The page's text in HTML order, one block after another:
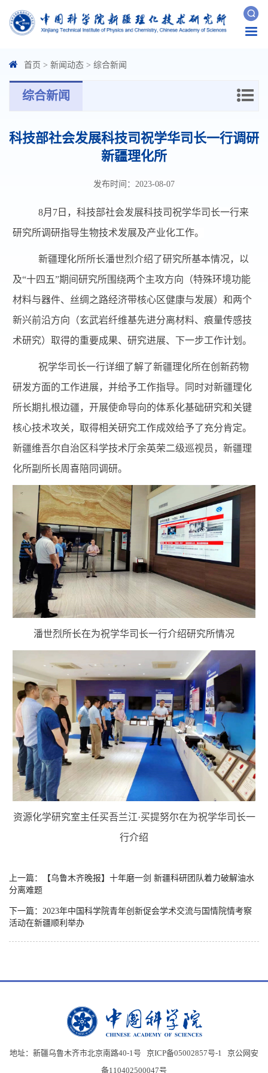
首页 > 新闻动态 > 综合新闻
综合新闻
科技部社会发展科技司祝学华司长一行调研
新疆理化所
发布时间：2023-08-07
8月 7日，科技部社会发展科技司祝学华司长一行来
研究所调研指导生物技术发展及产业化工作。
新疆理化所所长潘世烈介绍了研究所基本情况，以
及“十四五”期间研究所围绕两个主攻方向（特殊环境功能
材料与器件、丝绸之路经济带核心区健康与发展）和两个
新兴前沿方向（玄武岩纤维基先进分离材料、痕量传感技
术研究）取得的重要成果、研究进展、下一步工作计划。
祝学华司长一行详细了解了新疆理化所在创新药物
研发方面的工作进展，并给予工作指导。同时对新疆理化
所长期扎根边疆，开展使命导向的体系化基础研究和关键
核心技术攻关，取得相关研究工作成效给予了充分肯定。
新疆维吾尔自治区科学技术厅余英荣二级巡视员，新疆理
化所副所长周喜陪同调研。
潘世烈所长在为祝学华司长一行介绍研究所情况
资源化学研究室主任买吾兰江·买提努尔在为祝学华司长一
行介绍
上一篇：【乌鲁木齐晚报】十年磨一剑 新疆科研团队着力破解油水
分离难题
下一篇：2023年中国科学院青年创新促会学术交流与国情院情考察
活动在新疆顺利举办
地址：新疆乌鲁木齐市北京南路40-1号 京ICP备05002857号-1 京公网安
备110402500047号